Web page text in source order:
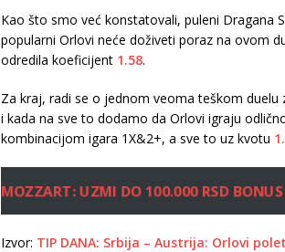
Kao što smo već konstatovali, puleni Dragana
popularni Orlovi neće doživeti poraz na ovom
odredila koeficijent 1.58.
Za kraj, radi se o jednom veoma teškom
i kada na sve to dodamo da Orlovi igraju
kombinacijom igara 1X&2+, a sve to uz kvotu
MOZZART: UZMI DO 100.000 RSD
Izvor: TIP DANA: Srbija – Austrija: Orlovi